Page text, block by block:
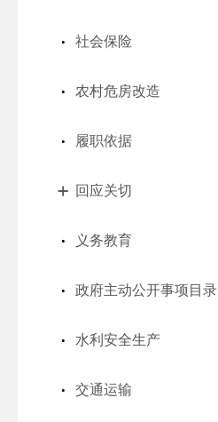
社会保险
农村危房改造
履职依据
回应关切
义务教育
政府主动公开事项目录
水利安全生产
交通运输